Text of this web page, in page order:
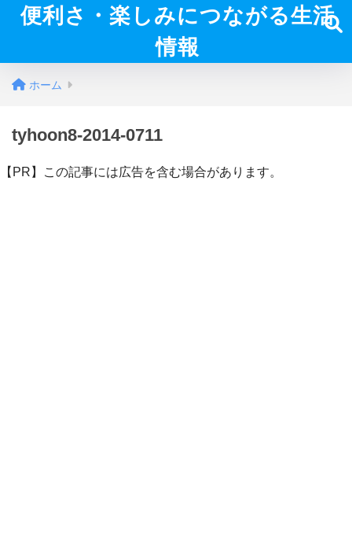
便利さ・楽しみにつながる生活
情報
ホーム
tyhoon8-2014-0711
【PR】この記事には広告を含む場合があります。